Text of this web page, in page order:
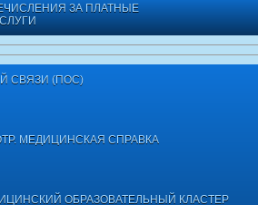
ЗА ПЛАТНЫЕ
СВЯЗИ (ПОС)
МЕДИЦИНСКАЯ СПРАВКА
ОБРАЗОВАТЕЛЬНЫЙ КЛАСТЕР